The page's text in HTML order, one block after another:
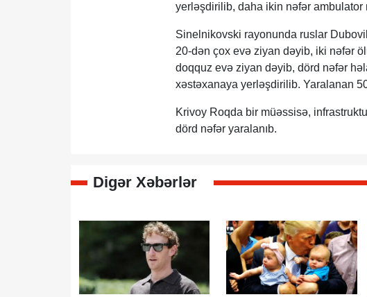
yerləşdirilib, daha ikin nəfər ambulator
Sinelnikovski rayonunda ruslar
20-dən çox evə ziyan dəyib, iki nəfər
doqquz evə ziyan dəyib, dörd nəfər
xəstəxanaya yerləşdirilib. Yaralanan
Krivoy Roqda bir müəssisə,
dörd nəfər yaralanıb.
Digər Xəbərlər